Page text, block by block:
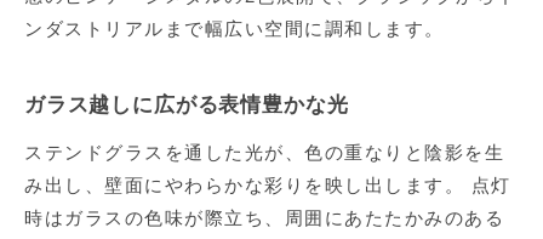
ンダストリアルまで幅広い空間に調和します。
ガラス越しに広がる表情豊かな光
ステンドグラスを通した光が、色の重なりと陰影を生
み出し、壁面にやわらかな彩りを映し出します。 点灯
時はガラスの色味が際立ち、周囲にあたたかみのある